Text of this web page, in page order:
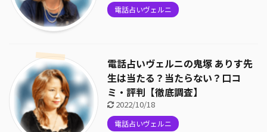
電話占いヴェルニ
電話占いヴェルニの鬼塚 ありす先
生は当たる？当たらない？口コ
ミ・評判【徹底調査】
2022/10/18
電話占いヴェルニ